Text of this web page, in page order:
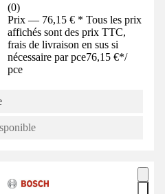
(0)
Prix — 76,15 € * Tous les prix
affichés sont des prix TTC,
frais de livraison en sus si
nécessaire par pce76,15 €*/
pce